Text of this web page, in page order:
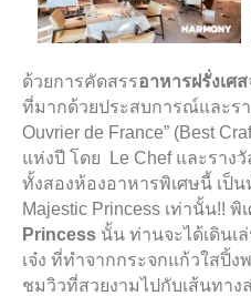
ด้วยการคัดสรรอาหารฝรั่งเศส
ที่มากด้วยประสบการณ์และรา
Ouvrier de France” (Best
แห่งปี โดย
Le Chef และราง
ทั้งสองห้องอาหารพิเศษนี้ เป็
Majestic Princess เท่านั้น!! พิ
Princess นั้น ท่านจะได้เดินเ
เจ๋ง ที่ทำจากกระจกแก้วใสปิ้
ชมวิวที่สวยงามไปกับเส้นทาง